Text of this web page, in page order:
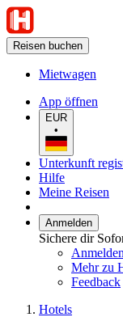
Reisen buchen
Mietwagen
App öffnen
EUR
•
Unterkunft
Hilfe
Meine Reisen
Anmelden
Sichere dir
Anmelden
Mehr zu
Feedback
Hotels